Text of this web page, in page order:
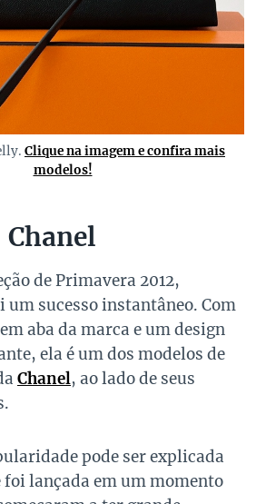
Clique na imagem e confira mais
modelos!
de Primavera 2012,
um sucesso instantâneo. Com
aba da marca e um design
ela é um dos modelos de
Chanel, ao lado de seus
pode ser explicada
foi lançada em um momento